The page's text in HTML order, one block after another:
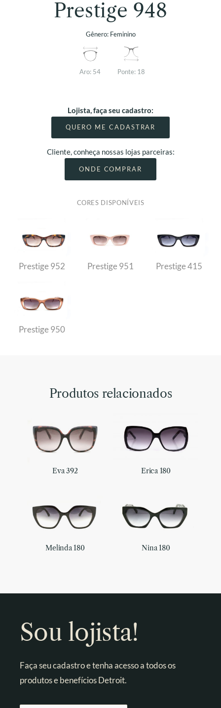
Prestige 948
Gênero: Feminino
Aro: 54 Ponte: 18
Lojista, faça seu cadastro:
QUERO ME CADASTRAR
Cliente, conheça nossas lojas parceiras:
ONDE COMPRAR
CORES DISPONÍVEIS
Prestige 952 Prestige 951 Prestige 415
Prestige 950
Produtos relacionados
Eva 392 Erica 180
Melinda 180 Nina 180
Sou lojista!
Faça seu cadastro e tenha acesso a todos os
produtos e benefícios Detroit.